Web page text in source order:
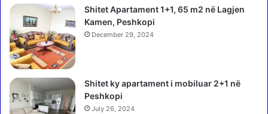
Shitet Apartament 1+1, 65 m2 në Lagjen
Kamen, Peshkopi
December 29, 2024
Shitet ky apartament i mobiluar 2+1 në
Peshkopi
July 26, 2024